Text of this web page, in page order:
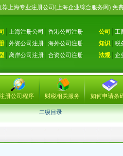
上海专业注册公司(上海企业综合服务网) 免
上海注册公司
香港公司注册
外资公司注册
海外公司注册
离岸公司注册 合资公司注册
公司
工
知识
税
法规│ 企
册公司程序 财税相关服务 如何申请条
二级目录